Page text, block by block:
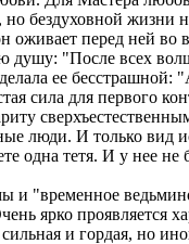
бездуховной
перед ней
"После всех
ее
сила для первого
люди. И только вид
одна тетя. И у нее
"временное
ярко проявляется
и гордая, но